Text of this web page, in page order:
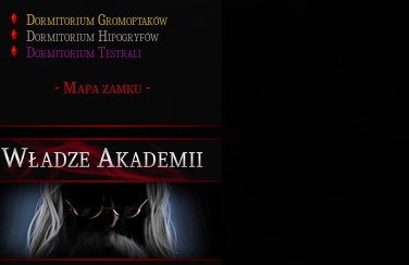
Dormitorium Gromoptaków
Dormitorium Hipogryfów
Dormitorium Testrali
- Mapa zamku-
Władze Akademii